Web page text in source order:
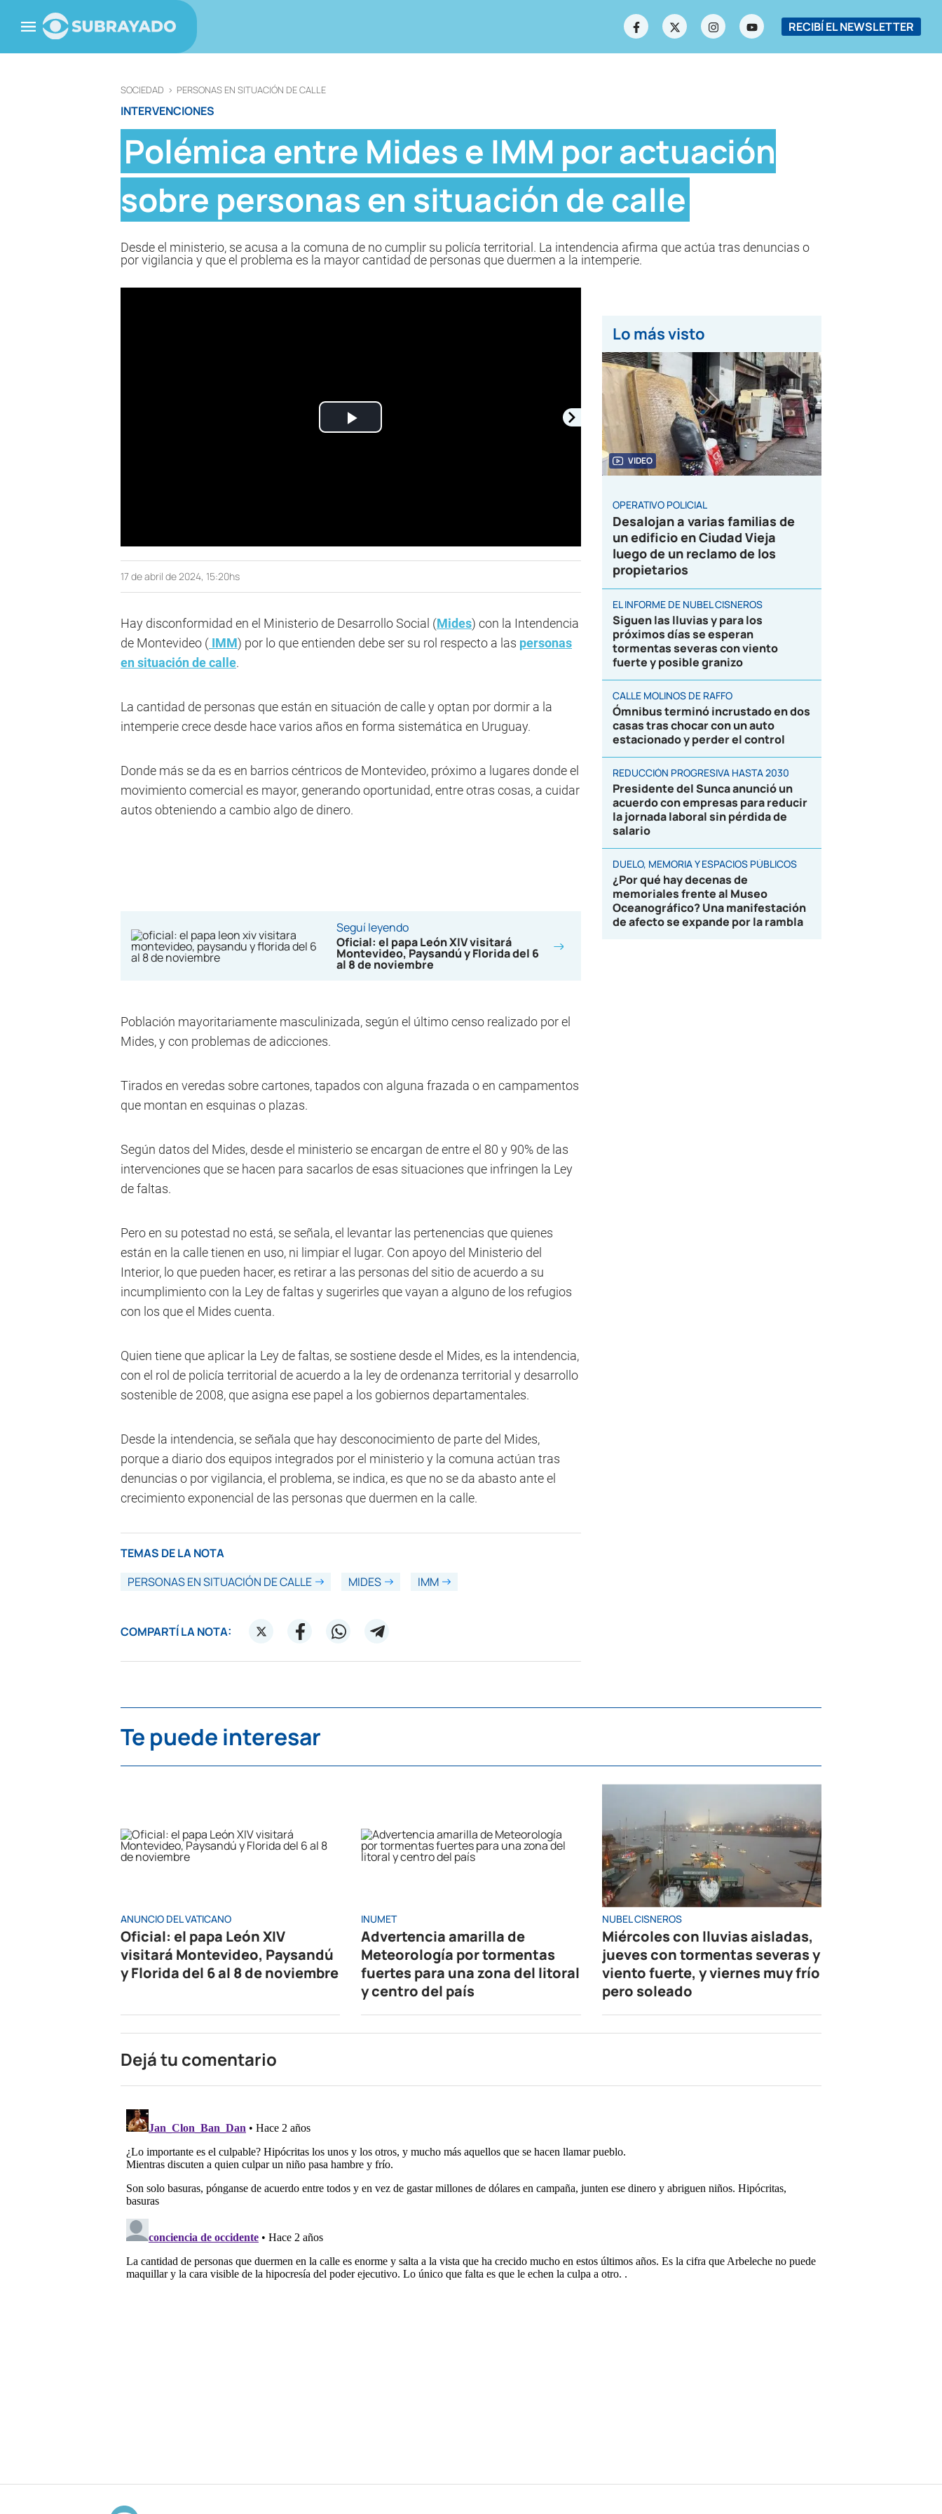
RECIBÍ EL NEWSLETTER
SOCIEDAD > PERSONAS EN SITUACIÓN DE CALLE
INTERVENCIONES
Polémica entre Mides e IMM por actuación
sobre personas en situación de calle
Desde el ministerio, se acusa a la comuna de no cumplir su policía territorial. La intendencia afirma que actúa tras denuncias o
por vigilancia y que el problema es la mayor cantidad de personas que duermen a la intemperie.
Play
17 de abril de 2024, 15:20hs
Hay disconformidad en el Ministerio de Desarrollo Social (Mides) con la Intendencia
de Montevideo ( IMM) por lo que entienden debe ser su rol respecto a las personas
en situación de calle.
La cantidad de personas que están en situación de calle y optan por dormir a la
intemperie crece desde hace varios años en forma sistemática en Uruguay.
Donde más se da es en barrios céntricos de Montevideo, próximo a lugares donde el
movimiento comercial es mayor, generando oportunidad, entre otras cosas, a cuidar
autos obteniendo a cambio algo de dinero.
Seguí leyendo
Oficial: el papa León XIV visitará
Montevideo, Paysandú y Florida del 6
al 8 de noviembre
Población mayoritariamente masculinizada, según el último censo realizado por el
Mides, y con problemas de adicciones.
Tirados en veredas sobre cartones, tapados con alguna frazada o en campamentos
que montan en esquinas o plazas.
Según datos del Mides, desde el ministerio se encargan de entre el 80 y 90% de las
intervenciones que se hacen para sacarlos de esas situaciones que infringen la Ley
de faltas.
Pero en su potestad no está, se señala, el levantar las pertenencias que quienes
están en la calle tienen en uso, ni limpiar el lugar. Con apoyo del Ministerio del
Interior, lo que pueden hacer, es retirar a las personas del sitio de acuerdo a su
incumplimiento con la Ley de faltas y sugerirles que vayan a alguno de los refugios
con los que el Mides cuenta.
Quien tiene que aplicar la Ley de faltas, se sostiene desde el Mides, es la intendencia,
con el rol de policía territorial de acuerdo a la ley de ordenanza territorial y desarrollo
sostenible de 2008, que asigna ese papel a los gobiernos departamentales.
Desde la intendencia, se señala que hay desconocimiento de parte del Mides,
porque a diario dos equipos integrados por el ministerio y la comuna actúan tras
denuncias o por vigilancia, el problema, se indica, es que no se da abasto ante el
crecimiento exponencial de las personas que duermen en la calle.
TEMAS DE LA NOTA
PERSONAS EN SITUACIÓN DE CALLE
MIDES IMM
COMPARTÍ LA NOTA:
Lo más visto
VIDEO
OPERATIVO POLICIAL
Desalojan a varias familias de
un edificio en Ciudad Vieja
luego de un reclamo de los
propietarios
EL INFORME DE NUBEL CISNEROS
Siguen las lluvias y para los
próximos días se esperan
tormentas severas con viento
fuerte y posible granizo
CALLE MOLINOS DE RAFFO
Ómnibus terminó incrustado en dos
casas tras chocar con un auto
estacionado y perder el control
REDUCCIÓN PROGRESIVA HASTA 2030
Presidente del Sunca anunció un
acuerdo con empresas para reducir
la jornada laboral sin pérdida de
salario
DUELO, MEMORIA Y ESPACIOS PÚBLICOS
¿Por qué hay decenas de
memoriales frente al Museo
Oceanográfico? Una manifestación
de afecto se expande por la rambla
Te puede interesar
ANUNCIO DEL VATICANO
Oficial: el papa León XIV
visitará Montevideo, Paysandú
y Florida del 6 al 8 de noviembre
INUMET
Advertencia amarilla de
Meteorología por tormentas
fuertes para una zona del litoral
y centro del país
NUBEL CISNEROS
Miércoles con lluvias aisladas,
jueves con tormentas severas y
viento fuerte, y viernes muy frío
pero soleado
Dejá tu comentario